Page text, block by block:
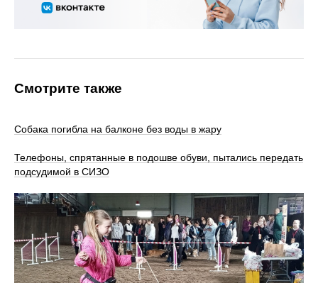
Смотрите также
Собака погибла на балконе без воды в жару
Телефоны, спрятанные в подошве обуви, пытались передать
подсудимой в СИЗО